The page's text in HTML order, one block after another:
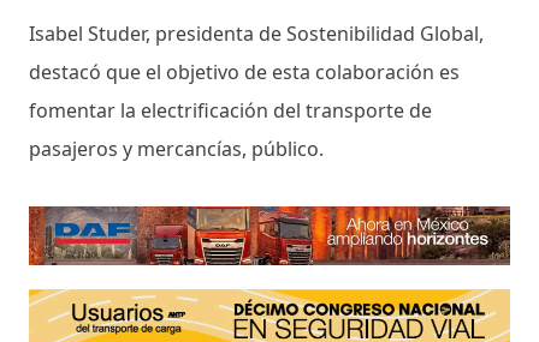
Isabel Studer, presidenta de Sostenibilidad Global,
destacó que el objetivo de esta colaboración es
fomentar la electrificación del transporte de
pasajeros y mercancías, público.